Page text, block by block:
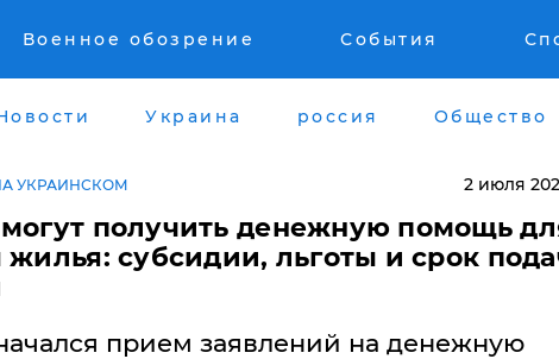
Военное обозрение События
Украина россия Общество
УКРАИНСКОМ 2 июля
получить денежную помощь
жилья: субсидии, льготы и срок
прием заявлений на денежную